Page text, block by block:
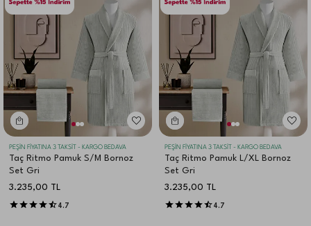
PEŞİN FİYATINA 3 TAKSİT - KARGO BEDAVA
Taç Ritmo Pamuk S/M Bornoz
Set Gri
3.235,00 TL
4.7
PEŞİN FİYATINA 3 TAKSİT - KARGO BEDAVA
Taç Ritmo Pamuk L/XL Bornoz
Set Gri
3.235,00 TL
4.7